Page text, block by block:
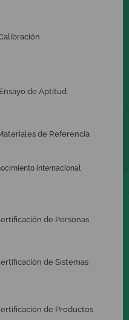
de Aptitud
de Referencia
internacional
de Personas
de Sistemas
de Productos